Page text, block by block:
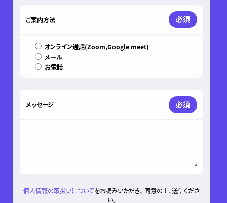
ご案内方法 必須
オンライン通話(Zoom,Google meet)
メール
お電話
メッセージ 必須
個人情報の取扱いについてをお読みいただき、 同意の上、送信くださ
い。